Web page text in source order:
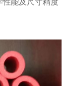
性能及尺寸精度